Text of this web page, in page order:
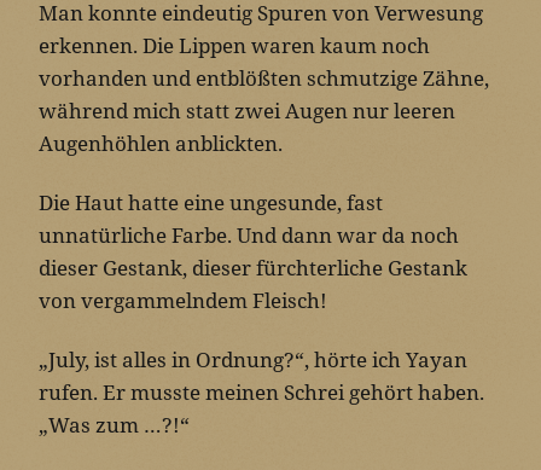
Man konnte eindeutig Spuren von Verwesung
erkennen. Die Lippen waren kaum noch
vorhanden und entblößten schmutzige Zähne,
während mich statt zwei Augen nur leeren
Augenhöhlen anblickten.
Die Haut hatte eine ungesunde, fast
unnatürliche Farbe. Und dann war da noch
dieser Gestank, dieser fürchterliche Gestank
von vergammelndem Fleisch!
„July, ist alles in Ordnung?“, hörte ich Yayan
rufen. Er musste meinen Schrei gehört haben.
„Was zum …?!“